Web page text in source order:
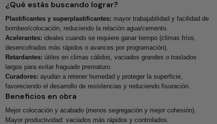
¿Qué estás buscando lograr?
Plastificantes y superplastificantes: mayor trabajabilidad y facilidad de
bombeo/colocación, reduciendo la relación agua/cemento.
Acelerantes: ideales cuando se requiere ganar tiempo (climas fríos,
desencofrados más rápidos o avances por programación).
Retardantes: útiles en climas cálidos, vaciados grandes o traslados
largos para evitar fraguado prematuro.
Curadores: ayudan a retener humedad y proteger la superficie,
favoreciendo el desarrollo de resistencias y reduciendo fisuración.
Beneficios en obra
Mejor colocación y acabado (menos segregación y mejor cohesión).
Mayor productividad: vaciados más rápidos y controlados.